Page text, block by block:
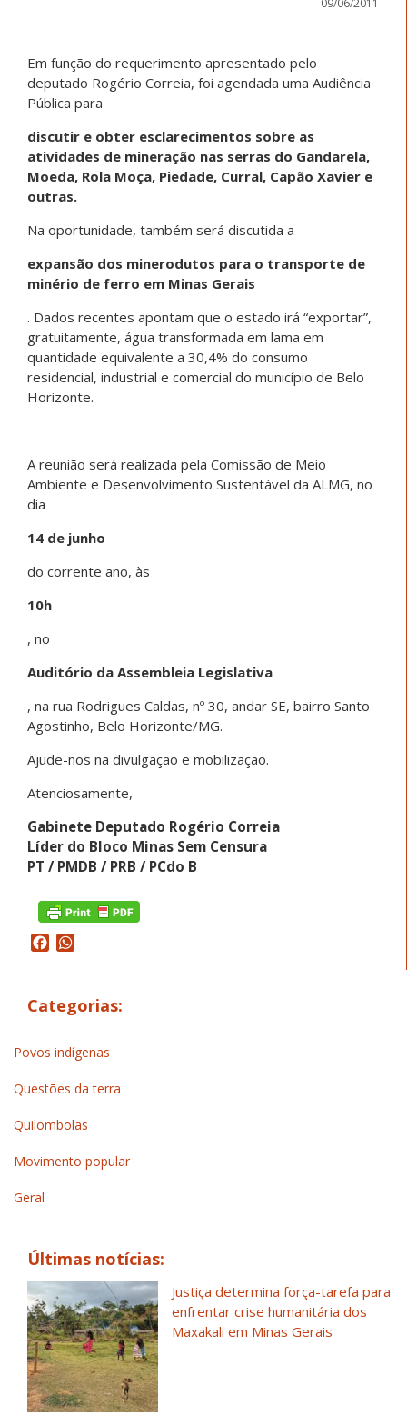
Em função do requerimento apresentado pelo
deputado Rogério Correia, foi agendada uma Audiência
Pública para
discutir e obter esclarecimentos sobre as
atividades de mineração nas serras do Gandarela,
Moeda, Rola Moça, Piedade, Curral, Capão Xavier e
outras.
Na oportunidade, também será discutida a
expansão dos minerodutos para o transporte de
minério de ferro em Minas Gerais
. Dados recentes apontam que o estado irá “exportar”,
gratuitamente, água transformada em lama em
quantidade equivalente a 30,4% do consumo
residencial, industrial e comercial do município de Belo
Horizonte.
A reunião será realizada pela Comissão de Meio
Ambiente e Desenvolvimento Sustentável da ALMG, no
dia
14 de junho
do corrente ano, às
10h
, no
Auditório da Assembleia Legislativa
, na rua Rodrigues Caldas, nº 30, andar SE, bairro Santo
Agostinho, Belo Horizonte/MG.
Ajude-nos na divulgação e mobilização.
Atenciosamente,
Gabinete Deputado Rogério Correia
Líder do Bloco Minas Sem Censura
PT / PMDB / PRB / PCdo B
Facebook
Categorias:
Povos indígenas
Questões da terra
Quilombolas
Movimento popular
Geral
Últimas notícias:
Justiça determina força-tarefa para
enfrentar crise humanitária dos
Maxakali em Minas Gerais